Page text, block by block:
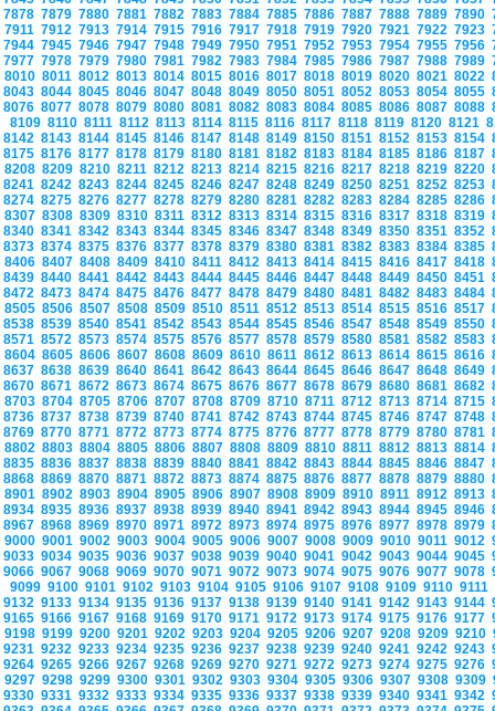
7878 7879 7880 7881 7882 7883 7884 7885 7886 7887 7888 7889 7890
7911 7912 7913 7914 7915 7916 7917 7918 7919 7920 7921 7922 7923
7944 7945 7946 7947 7948 7949 7950 7951 7952 7953 7954 7955 7956
7977 7978 7979 7980 7981 7982 7983 7984 7985 7986 7987 7988 7989
8010 8011 8012 8013 8014 8015 8016 8017 8018 8019 8020 8021 8022
8043 8044 8045 8046 8047 8048 8049 8050 8051 8052 8053 8054 8055
8076 8077 8078 8079 8080 8081 8082 8083 8084 8085 8086 8087 8088
8109 8110 8111 8112 8113 8114 8115 8116 8117 8118 8119 8120 8121
8142 8143 8144 8145 8146 8147 8148 8149 8150 8151 8152 8153 8154
8175 8176 8177 8178 8179 8180 8181 8182 8183 8184 8185 8186 8187
8208 8209 8210 8211 8212 8213 8214 8215 8216 8217 8218 8219 8220
8241 8242 8243 8244 8245 8246 8247 8248 8249 8250 8251 8252 8253
8274 8275 8276 8277 8278 8279 8280 8281 8282 8283 8284 8285 8286
8307 8308 8309 8310 8311 8312 8313 8314 8315 8316 8317 8318 8319
8340 8341 8342 8343 8344 8345 8346 8347 8348 8349 8350 8351 8352
8373 8374 8375 8376 8377 8378 8379 8380 8381 8382 8383 8384 8385
8406 8407 8408 8409 8410 8411 8412 8413 8414 8415 8416 8417 8418
8439 8440 8441 8442 8443 8444 8445 8446 8447 8448 8449 8450 8451
8472 8473 8474 8475 8476 8477 8478 8479 8480 8481 8482 8483 8484
8505 8506 8507 8508 8509 8510 8511 8512 8513 8514 8515 8516 8517
8538 8539 8540 8541 8542 8543 8544 8545 8546 8547 8548 8549 8550
8571 8572 8573 8574 8575 8576 8577 8578 8579 8580 8581 8582 8583
8604 8605 8606 8607 8608 8609 8610 8611 8612 8613 8614 8615 8616
8637 8638 8639 8640 8641 8642 8643 8644 8645 8646 8647 8648 8649
8670 8671 8672 8673 8674 8675 8676 8677 8678 8679 8680 8681 8682
8703 8704 8705 8706 8707 8708 8709 8710 8711 8712 8713 8714 8715
8736 8737 8738 8739 8740 8741 8742 8743 8744 8745 8746 8747 8748
8769 8770 8771 8772 8773 8774 8775 8776 8777 8778 8779 8780 8781
8802 8803 8804 8805 8806 8807 8808 8809 8810 8811 8812 8813 8814
8835 8836 8837 8838 8839 8840 8841 8842 8843 8844 8845 8846 8847
8868 8869 8870 8871 8872 8873 8874 8875 8876 8877 8878 8879 8880
8901 8902 8903 8904 8905 8906 8907 8908 8909 8910 8911 8912 8913
8934 8935 8936 8937 8938 8939 8940 8941 8942 8943 8944 8945 8946
8967 8968 8969 8970 8971 8972 8973 8974 8975 8976 8977 8978 8979
9000 9001 9002 9003 9004 9005 9006 9007 9008 9009 9010 9011 9012
9033 9034 9035 9036 9037 9038 9039 9040 9041 9042 9043 9044 9045
9066 9067 9068 9069 9070 9071 9072 9073 9074 9075 9076 9077 9078
9099 9100 9101 9102 9103 9104 9105 9106 9107 9108 9109 9110 9111
9132 9133 9134 9135 9136 9137 9138 9139 9140 9141 9142 9143 9144
9165 9166 9167 9168 9169 9170 9171 9172 9173 9174 9175 9176 9177
9198 9199 9200 9201 9202 9203 9204 9205 9206 9207 9208 9209 9210
9231 9232 9233 9234 9235 9236 9237 9238 9239 9240 9241 9242 9243
9264 9265 9266 9267 9268 9269 9270 9271 9272 9273 9274 9275 9276
9297 9298 9299 9300 9301 9302 9303 9304 9305 9306 9307 9308 9309
9330 9331 9332 9333 9334 9335 9336 9337 9338 9339 9340 9341 9342